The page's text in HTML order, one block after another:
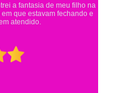
a fantasia de meu filho na
que estavam fechando e
atendido.